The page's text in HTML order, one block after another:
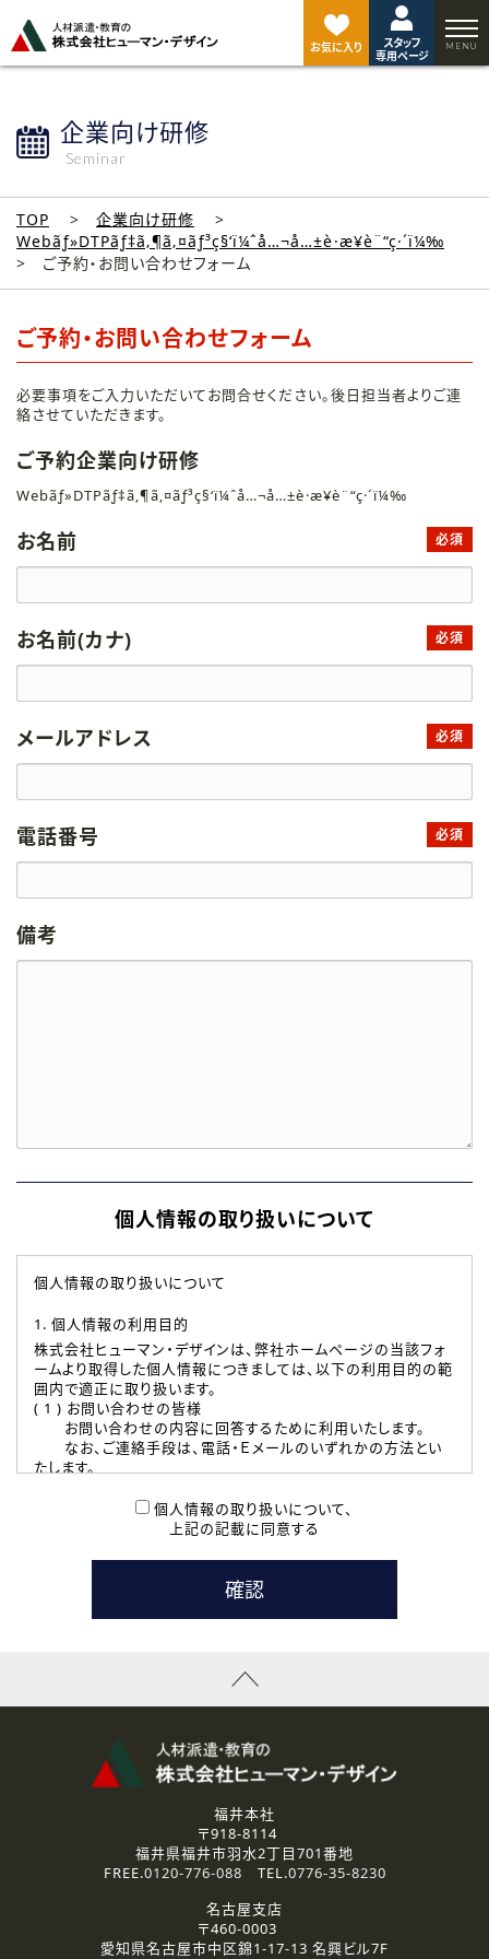
お気に入り
スタッフ
専用ページ
企業向け研修
Seminar
TOP
企業向け研修
Webãƒ»DTPãƒ‡ã‚¶ã‚¤ãƒ³ç§‘ï¼ˆå…¬å…±è·æ¥­è¨“ç·´ï¼‰
ご予約・お問い合わせフォーム
ご予約・お問い合わせフォーム
必要事項をご入力いただいてお問合せください。後日担当者よりご連
絡させていただきます。
ご予約企業向け研修
Webãƒ»DTPãƒ‡ã‚¶ã‚¤ãƒ³ç§‘ï¼ˆå…¬å…±è·æ¥­è¨“ç·´ï¼‰
お名前 必須
お名前(カナ) 必須
メールアドレス 必須
電話番号 必須
備考
個人情報の取り扱いについて
個人情報の取り扱いについて
1. 個人情報の利用目的
株式会社ヒューマン・デザインは、弊社ホームページの当該フォ
ームより取得した個人情報につきましては、以下の利用目的の範
囲内で適正に取り扱います。
( 1 ) お問い合わせの皆様
お問い合わせの内容に回答するために利用いたします。
なお、ご連絡手段は、電話・Ｅメールのいずれかの方法とい
たします。
本登録に関するご連絡および本登録時の参考情報として利
たします。
( 3 ) スタッフ派遣を検討されている企業の皆様
お問い合わせの内容に回答するために利用いたします。
なお、ご連絡手段は、電話・Ｅメールのいずれかの方法とい
資料送付、受講相談に関するご連絡のために利用いたしま
その他、お問い合わせの内容に回答するために利用いたし
なお、ご連絡手段は、電話・Ｅメールのいずれかの方法とい
2.個人情報の第三者提供
ご提供いただいた個人情報は、法令等の規定に従う場合を除き、
3.個人情報の取り扱いの委託
弊社の定める個人情報保護の評価基準を満たした委託先に、個
個人情報の取り扱いについて、
上記の記載に同意する
ジ
ト
福井本社
〒918-8114
福井県福井市羽水2丁目701番地
FREE.0120-776-088 TEL.0776-35-8230
名古屋支店
〒460-0003
愛知県名古屋市中区錦1-17-13 名興ビル7F